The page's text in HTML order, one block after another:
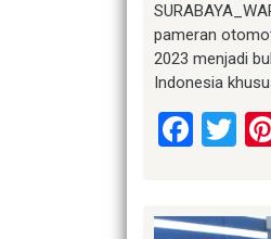
pameran
2023 menjadi
Indonesia